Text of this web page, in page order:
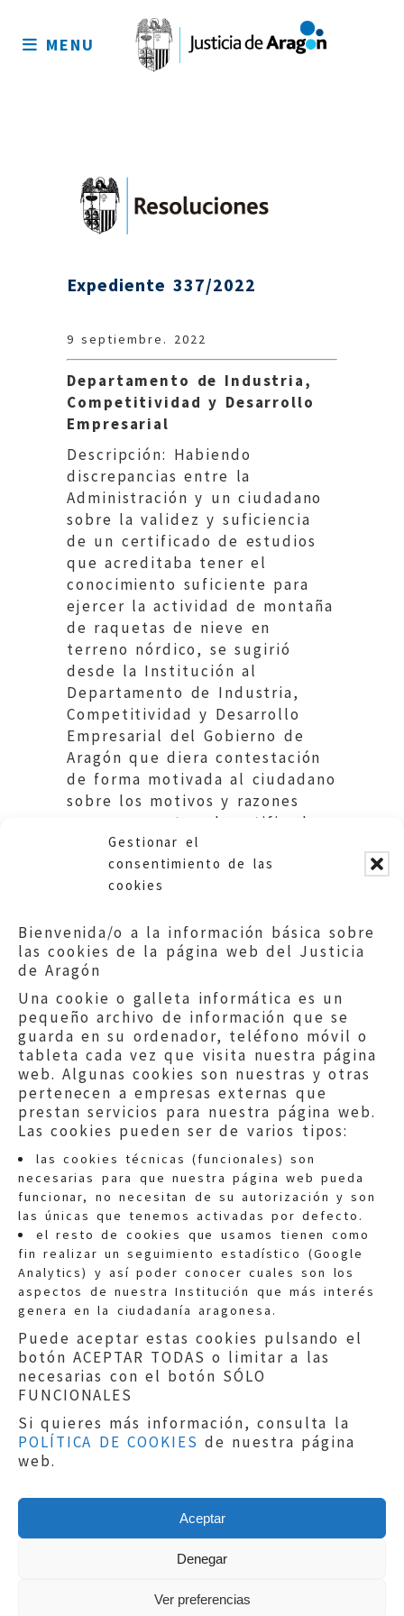
Gestionar el
consentimiento de las
cookies
Bienvenida/o a la información básica sobre
las cookies de la página web del Justicia
de Aragón
Una cookie o galleta informática es un
pequeño archivo de información que se
guarda en su ordenador, teléfono móvil o
tableta cada vez que visita nuestra página
web. Algunas cookies son nuestras y otras
pertenecen a empresas externas que
prestan servicios para nuestra página web.
Las cookies pueden ser de varios tipos:
las cookies técnicas (funcionales) son
necesarias para que nuestra página web pueda
funcionar, no necesitan de su autorización y son
las únicas que tenemos activadas por defecto.
el resto de cookies que usamos tienen como
fin realizar un seguimiento estadístico (Google
Analytics) y así poder conocer cuales son los
aspectos de nuestra Institución que más interés
genera en la ciudadanía aragonesa.
Puede aceptar estas cookies pulsando el
botón ACEPTAR TODAS o limitar a las
necesarias con el botón SÓLO
FUNCIONALES
Si quieres más información, consulta la
POLÍTICA DE COOKIES de nuestra página
web.
Aceptar
Denegar
Ver preferencias
sitio
MENU
Expediente 337/2022
9 septiembre. 2022
Departamento de Industria,
Competitividad y Desarrollo
Empresarial
Descripción: Habiendo
discrepancias entre la
Administración y un ciudadano
sobre la validez y suficiencia
de un certificado de estudios
que acreditaba tener el
conocimiento suficiente para
ejercer la actividad de montaña
de raquetas de nieve en
terreno nórdico, se sugirió
desde la Institución al
Departamento de Industria,
Competitividad y Desarrollo
Empresarial del Gobierno de
Aragón que diera contestación
de forma motivada al ciudadano
sobre los motivos y razones
para no aceptar el certificado
de estudios aportado.
Quejas:quejas@eljusticiadearagon.es
Información general:
informacion@eljusticiadearagon.es
Teléfonos:900 210 210/
Aviso legal|Política de privacidad|
Protección de Datos
Política de cookies
Copyright © 2019El Justicia de Aragón|
Sephor Consulting